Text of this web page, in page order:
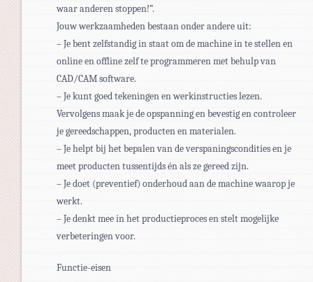
waar anderen stoppen!”.
Jouw werkzaamheden bestaan onder andere uit:
– Je bent zelfstandig in staat om de machine in te stellen en
online en offline zelf te programmeren met behulp van
CAD/CAM software.
– Je kunt goed tekeningen en werkinstructies lezen.
Vervolgens maak je de opspanning en bevestig en controleer
je gereedschappen, producten en materialen.
– Je helpt bij het bepalen van de verspaningscondities en je
meet producten tussentijds én als ze gereed zijn.
– Je doet (preventief) onderhoud aan de machine waarop je
werkt.
– Je denkt mee in het productieproces en stelt mogelijke
verbeteringen voor.
Functie-eisen